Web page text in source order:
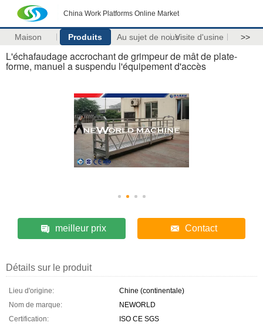
China Work Platforms Online Market
Maison Produits Au sujet de nousVisite d'usine >>
L'échafaudage accrochant de grimpeur de mât de plate-
forme, manuel a suspendu l'équipement d'accès
meilleur prix Contact
Détails sur le produit
Lieu d'origine:
Chine (continentale)
Nom de marque:
NEWORLD
Certification:
ISO CE SGS